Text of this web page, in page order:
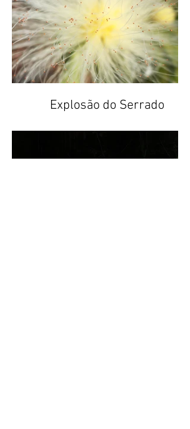
Explosão do Serrado